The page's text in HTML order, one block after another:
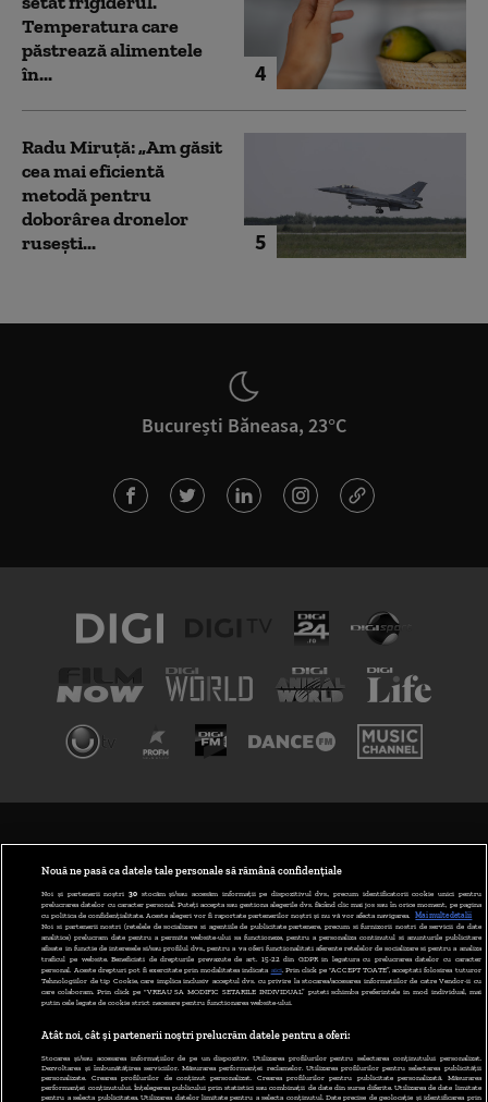
4
Temperatura care
păstrează alimentele
în...
5
Radu Miruță: „Am găsit
cea mai eficientă
metodă pentru
doborârea dronelor
rusești...
București Băneasa, 23°C
ABONARE DIGI TV
GESTIONAȚI PREFERINȚELE
CODUL DIGI24
CAMERE WEB
CONTACT/INFO
Nouă ne pasă ca datele tale personale să rămână confidențiale
Noi și partenerii noștri 30stocăm și/sau accesăm informații pe dispozitivul dvs., precum identificatorii cookie unici pentru
prelucrarea datelor cu caracter personal. Puteți accepta sau gestiona alegerile dvs. făcând clic mai jos sau în orice moment, pe pagina
cu politica de confidențialitate. Aceste alegeri vor fi raportate partenerilor noștri și nu vă vor afecta navigarea.
Mai multe detalii
Noi si partenerii nostri (retelele de socializare si agentiile de publicitate partenere, precum si furnizorii nostri de servicii de date
analitice) prelucram date pentru a permite website-ului sa functioneze, pentru a personaliza continutul si anunturile publicitare
afisate in functie de interesele si/sau profilul dvs., pentru a va oferi functionalitati aferente retelelor de socializare si pentru a analiza
traficul pe website. Beneficiati de drepturile prevazute de art. 15-22 din GDPR in legatura cu prelucrarea datelor cu caracter
personal. Aceste drepturi pot fi exercitate prin modalitatea indicata aici. Prin click pe “ACCEPT TOATE”, acceptati folosirea tuturor
Tehnologiilor de tip Cookie, care implica inclusiv acceptul dvs. cu privire la stocarea/accesarea informatiilor de catre Vendor-ii cu
care colaboram. Prin click pe “VREAU SA MODIFIC SETARILE INDIVIDUAL” puteti schimba preferintele in mod individual, mai
putin cele legate de cookie strict necesare pentru functionarea website-ului.
Atât noi, cât și partenerii noștri prelucrăm datele pentru a oferi:
Stocarea și/sau accesarea informațiilor de pe un dispozitiv. Utilizarea profilurilor pentru selectarea conținutului personalizat.
Dezvoltarea și îmbunătățirea serviciilor. Măsurarea performanței reclamelor. Utilizarea profilurilor pentru selectarea publicității
personalizate. Crearea profilurilor de conținut personalizat. Crearea profilurilor pentru publicitate personalizată. Măsurarea
performanței conținutului. Înțelegerea publicului prin statistici sau combinații de date din surse diferite. Utilizarea de date limitate
pentru a selecta publicitatea. Utilizarea datelor limitate pentru a selecta conținutul. Date precise de geolocație și identificarea prin